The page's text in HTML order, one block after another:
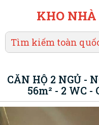
KHO
CĂN HỘ 2 NGỦ -
56m² - 2 WC -